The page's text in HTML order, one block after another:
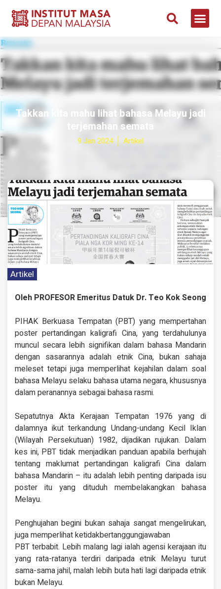
Takkan kita mahu lihat bahasa Melayu jadi
terjemahan semata
9 Jan 2024 Artikel
Artikel
Oleh PROFESOR Emeritus Datuk Dr. Teo Kok Seong
PIHAK Berkuasa Tempatan (PBT) yang mempertahan
poster pertandingan kaligrafi Cina, yang terdahulunya
muncul secara lebih signifikan dalam bahasa Mandarin
dengan sasarannya adalah etnik Cina, bukan sahaja
meleset tetapi juga memperlihat kejahilan dalam soal
bahasa Melayu selaku bahasa utama negara, khususnya
dalam peranannya sebagai bahasa rasmi.
Sepatutnya Akta Kerajaan Tempatan 1976 yang di
dalamnya ikut terkandung Undang-undang Kecil Iklan
(Wilayah Persekutuan) 1982, dijadikan rujukan. Dalam
kes ini, PBT tidak menjadikan panduan apabila berhujah
tentang maklumat pertandingan kaligrafi Cina dalam
bahasa Mandarin – itu adalah lebih penting daripada isu
poster itu yang dituduh membelakangkan bahasa
Melayu.
Penghujahan begini bukan sahaja sangat mengelirukan,
juga memperlihat ketidakbertanggungjawaban
PBT terbabit. Lebih malang lagi ialah agensi kerajaan itu
yang rata-ratanya terdiri daripada etnik Melayu turut
sama-sama jahil, malah lebih buta hati lagi daripada etnik
bukan Melayu.